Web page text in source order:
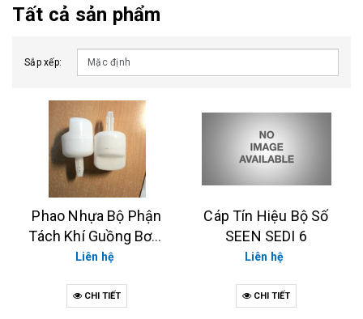
Tất cả sản phẩm
Sắp xếp:
Phao Nhựa Bộ Phận
Tách Khí Guồng Bơm
TATSUNO
Liên hệ
CHI TIẾT
Cáp Tín Hiệu Bộ Số
SEEN SEDI 6
Liên hệ
CHI TIẾT